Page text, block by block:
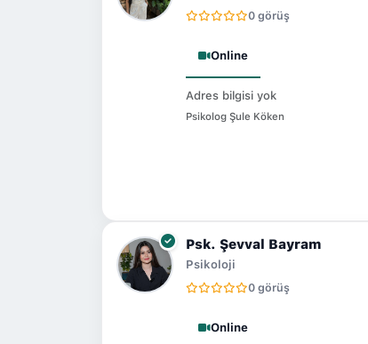
0 görüş
Online
Adres bilgisi yok
Psikolog Şule Köken
Psk. Şevval Bayram
Psikoloji
0 görüş
Online